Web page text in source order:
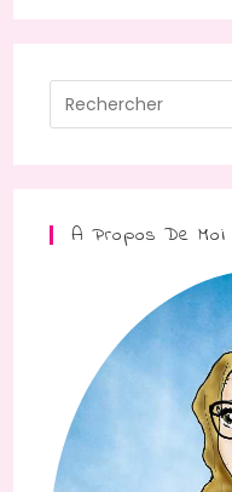
A Propos De Moi